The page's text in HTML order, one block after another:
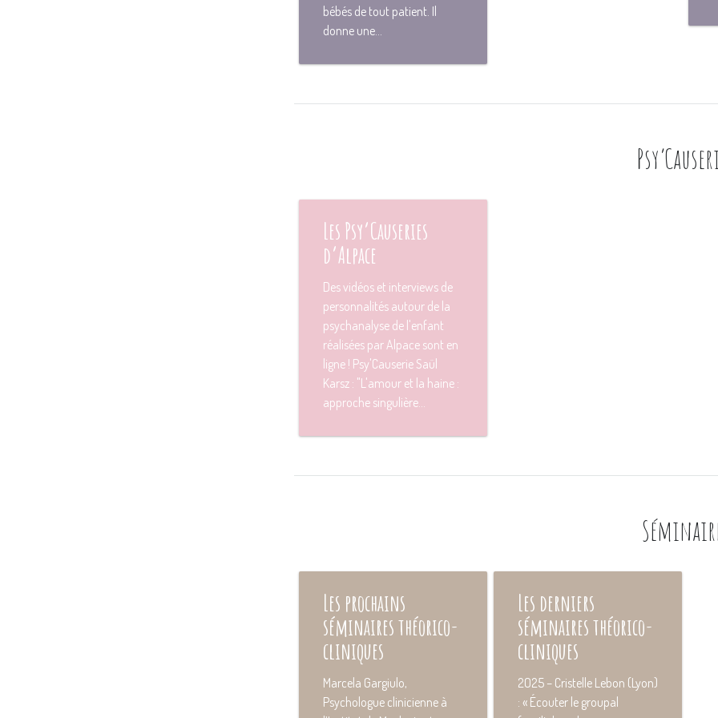
bébés de tout patient. Il
donne une...
Les Psy’Causeries
d’Alpace
Des vidéos et interviews de
personnalités autour de la
psychanalyse de l'enfant
réalisées par Alpace sont en
ligne ! Psy'Causerie Saül
Karsz : "L'amour et la haine :
approche singulière...
Les prochains
séminaires théorico-
cliniques
Marcela Gargiulo,
Psychologue clinicienne à
Les derniers
séminaires théorico-
cliniques
2O25 – Cristelle Lebon (Lyon)
: « Écouter le groupal